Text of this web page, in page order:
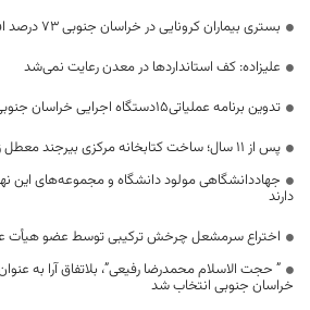
بستری بیماران کرونایی در خراسان جنوبی ۷۳ درصد افزایش یافت
علیزاده:‌ کف استانداردها در معدن رعایت نمی‌شد‌
تدوین برنامه عملیاتی۱۵دستگاه اجرایی خراسان جنوبی در مسیر تحقق شعار سال
پس از ۱۱ سال؛ ساخت کتابخانه مرکزی بیرجند معطل زمین است
جهاددانشگاهی مولود دانشگاه و مجموعه‌های این
دارند
اختراع سرمشعل چرخش ترکیبی توسط عضو هیأت
” حجت الاسلام محمدرضا رفیعی”، بلاتفاق آرا به
خراسان جنوبی انتخاب شد